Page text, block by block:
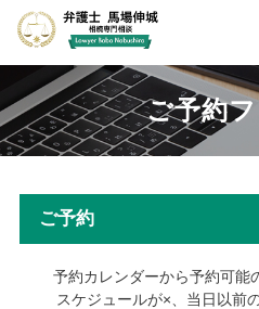
ご予約
ご予約
予約カレンダーから予約可能
スケジュールが×、当日以前